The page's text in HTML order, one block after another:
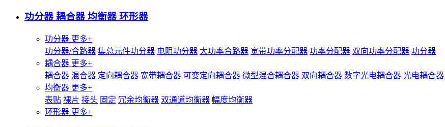
功分器 耦合器 均衡器 环形器
功分器 更多+
功分器/合路器 集总元件功分器 电阻功分器 大功率合路器 宽带功率分配器 功率分配器 双向功率分配器 功分器
耦合器 更多+
耦合器 混合器 定向耦合器 宽带耦合器 可变定向耦合器 微型混合耦合器 双向耦合器 数字光电耦合器 光电耦合器
均衡器 更多+
表贴 裸片 接头 固定 冗余均衡器 双通道均衡器 幅度均衡器
环形器 更多+